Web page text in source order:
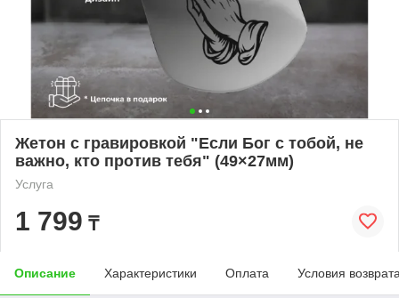
Жетон с гравировкой "Если Бог с тобой, не
важно, кто против тебя" (49×27мм)
Услуга
1 799 ₸
Описание Характеристики Оплата Условия